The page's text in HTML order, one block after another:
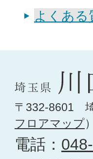
よくある
〒332-8601
フロアマップ）
電話：